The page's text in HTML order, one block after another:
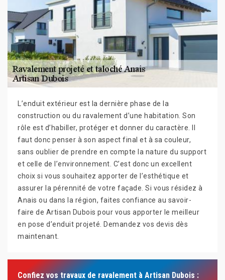
L’enduit extérieur est la dernière phase de la
construction ou du ravalement d’une habitation. Son
rôle est d’habiller, protéger et donner du caractère. Il
faut donc penser à son aspect final et à sa couleur,
sans oublier de prendre en compte la nature du support
et celle de l’environnement. C’est donc un excellent
choix si vous souhaitez apporter de l’esthétique et
assurer la pérennité de votre façade. Si vous résidez à
Anais ou dans la région, faites confiance au savoir-
faire de Artisan Dubois pour vous apporter le meilleur
en pose d’enduit projeté. Demandez vos devis dès
maintenant.
Confiez vos travaux de ravalement à Artisan Dubois :